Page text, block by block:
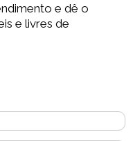
e dê o
e livres de